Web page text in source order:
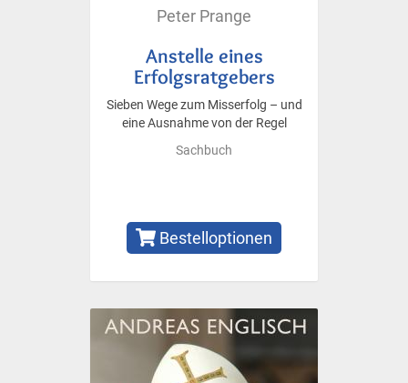
Peter Prange
Anstelle eines
Erfolgsratgebers
Sieben Wege zum Misserfolg – und
eine Ausnahme von der Regel
Sachbuch
Bestelloptionen